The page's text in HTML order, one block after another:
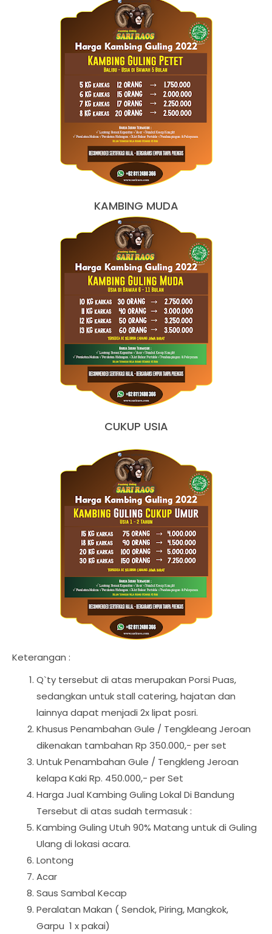
KAMBING MUDA
CUKUP USIA
Keterangan :
Q`ty tersebut di atas merupakan Porsi Puas,
sedangkan untuk stall catering, hajatan dan
lainnya dapat menjadi 2x lipat posri.
Khusus Penambahan Gule / Tengkleang Jeroan
dikenakan tambahan Rp 350.000,- per set
Untuk Penambahan Gule / Tengkleng Jeroan
kelapa Kaki Rp. 450.000,- per Set
Harga Jual Kambing Guling Lokal Di Bandung
Tersebut di atas sudah termasuk :
Kambing Guling Utuh 90% Matang untuk di Guling
Ulang di lokasi acara.
Lontong
Acar
Saus Sambal Kecap
Peralatan Makan ( Sendok, Piring, Mangkok,
Garpu 1 x pakai)